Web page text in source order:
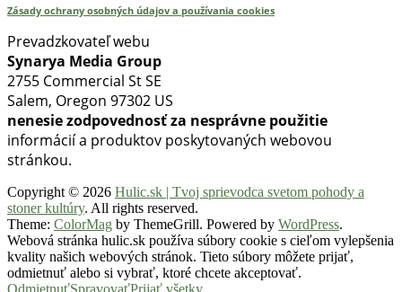
Zásady ochrany osobných údajov a používania cookies
Prevadzkovateľ webu
Synarya Media Group
2755 Commercial St SE
Salem, Oregon 97302 US
nenesie zodpovednosť za nesprávne použitie
informácií a produktov poskytovaných webovou
stránkou.
Copyright © 2026 Hulic.sk | Tvoj sprievodca svetom pohody a
stoner kultúry. All rights reserved.
Theme: ColorMag by ThemeGrill. Powered by WordPress.
Webová stránka hulic.sk používa súbory cookie s cieľom vylepšenia
kvality našich webových stránok. Tieto súbory môžete prijať,
odmietnuť alebo si vybrať, ktoré chcete akceptovať.
OdmietnuťSpravovaťPrijať všetky